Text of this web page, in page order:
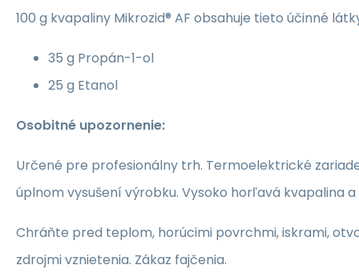
100 g kvapaliny Mikrozid® AF obsahuje tieto účinné
35 g Propán-1-ol
25 g Etanol
Osobitné upozornenie:
Určené pre profesionálny trh. Termoelektrické
úplnom vysušení výrobku. Vysoko horľavá kvapalina
Chráňte pred teplom, horúcimi povrchmi, iskrami,
zdrojmi vznietenia. Zákaz fajčenia.